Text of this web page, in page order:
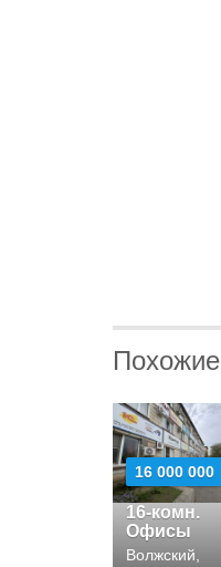
Похожие
16 000 000
16-комн.
Офисы
Волжский,